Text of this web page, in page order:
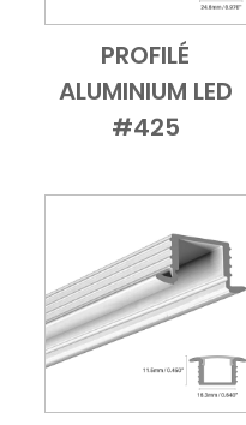
Add to Cart
Vue
PROFILÉ
ALUMINIUM LED
#425